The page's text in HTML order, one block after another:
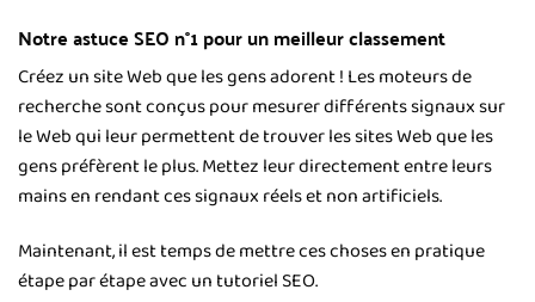
Notre astuce SEO n°1 pour un meilleur classement
Créez un site Web que les gens adorent ! Les moteurs de
recherche sont conçus pour mesurer différents signaux sur
le Web qui leur permettent de trouver les sites Web que les
gens préfèrent le plus. Mettez leur directement entre leurs
mains en rendant ces signaux réels et non artificiels.
Maintenant, il est temps de mettre ces choses en pratique
étape par étape avec un tutoriel SEO.